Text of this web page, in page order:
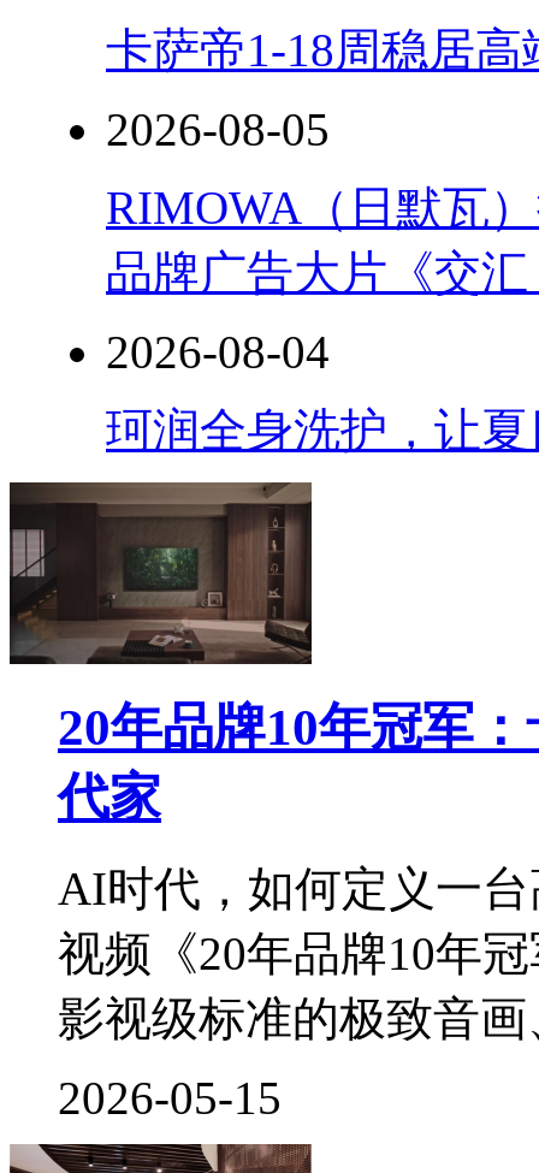
卡萨帝1-18周稳居
2026-08-05
RIMOWA（日默瓦
品牌广告大片《交
2026-08-04
珂润全身洗护，让
20年品牌10年冠军
代家
AI时代，如何定义一
视频《20年品牌10年
影视级标准的极致音画
2026-05-15